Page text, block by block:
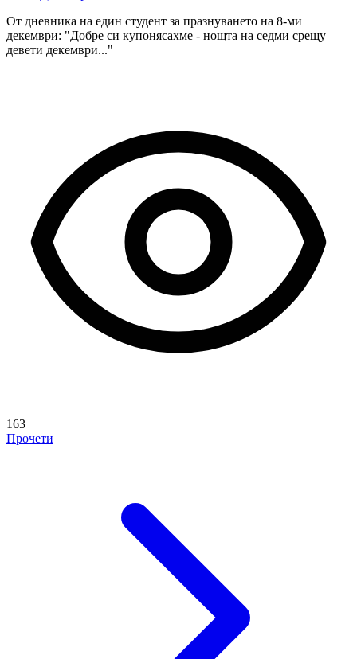
От дневника на един студент за празнуването на 8-ми
декември: "Добре си купонясахме - нощта на седми срещу
девети декември..."
163
Прочети